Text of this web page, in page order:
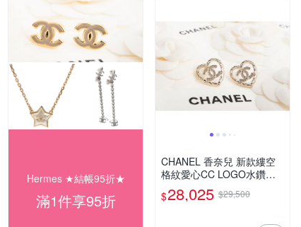
Hermes ★結帳95折★
滿1件享95折
CHANEL 香奈兒 新款縷空
格紋愛心CC LOGO水鑽貼
耳針式耳環 (淡金)
$28,025 $29,500